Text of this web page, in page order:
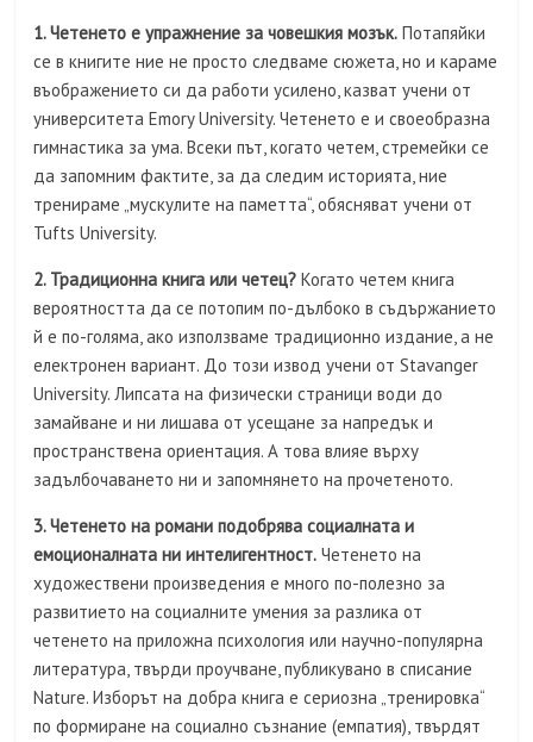
1. Четенето е упражнение за човешкия мозък. Потапяйки
се в книгите ние не просто следваме сюжета, но и караме
въображението си да работи усилено, казват учени от
университета Emory University. Четенето е и своеобразна
гимнастика за ума. Всеки път, когато четем, стремейки се
да запомним фактите, за да следим историята, ние
тренираме „мускулите на паметта“, обясняват учени от
Tufts University.
2. Традиционна книга или четец? Когато четем книга
вероятността да се потопим по-дълбоко в съдържанието
й е по-голяма, ако използваме традиционно издание, а не
електронен вариант. До този извод учени от Stavanger
University. Липсата на физически страници води до
замайване и ни лишава от усещане за напредък и
пространствена ориентация. А това влияе върху
задълбочаването ни и запомнянето на прочетеното.
3. Четенето на романи подобрява социалната и
емоционалната ни интелигентност. Четенето на
художествени произведения е много по-полезно за
развитието на социалните умения за разлика от
четенето на приложна психология или научно-популярна
литература, твърди проучване, публикувано в списание
Nature. Изборът на добра книга е сериозна „тренировка“
по формиране на социално съзнание (емпатия), твърдят